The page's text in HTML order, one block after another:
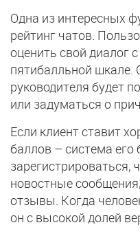
Одна из интересных
рейтинг чатов.
оценить свой диалог
пятибалльной шкале.
руководителя будет
или задуматься о
Если клиент ставит
баллов – система его
зарегистрироваться,
новостные
отзывы. Когда
он с высокой долей